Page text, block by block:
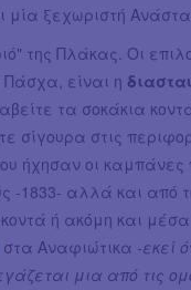
ξεχωριστή
της Πλάκας. Οι
Πάσχα, είναι η
τα σοκάκια
σίγουρα στις
ήχησαν οι
1833- αλλά και από
ή ακόμη και
στα Αναφιώτικα -εκεί
μια από τις